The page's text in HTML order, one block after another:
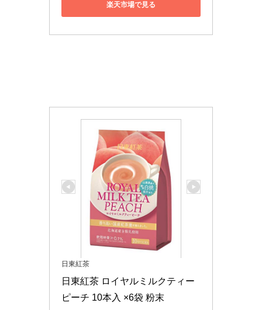
楽天市場で見る
日東紅茶
日東紅茶 ロイヤルミルクティー
ピーチ 10本入 ×6袋 粉末